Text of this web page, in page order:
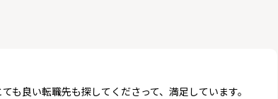
も良い転職先も探してくださって、満足しています。